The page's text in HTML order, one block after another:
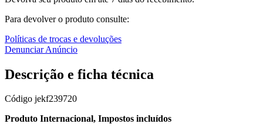
Para devolver o produto consulte:
Políticas de trocas e devoluções
Denunciar Anúncio
Descrição e ficha técnica
Código jekf239720
Produto Internacional, Impostos incluídos